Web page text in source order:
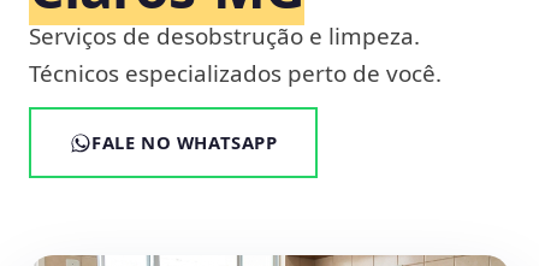
Serviços de desobstrução e limpeza.
Técnicos especializados perto de você.
FALE NO WHATSAPP